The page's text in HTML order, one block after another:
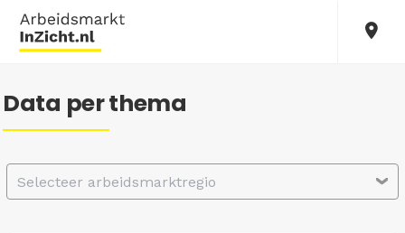
Data per thema
Selecteer arbeidsmarktregio